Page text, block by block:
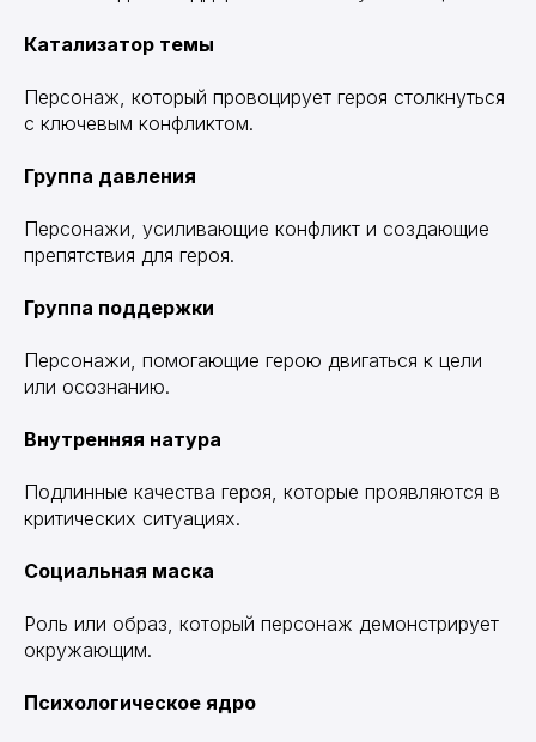
Катализатор темы
Персонаж, который провоцирует героя столкнуться
с ключевым конфликтом.
Группа давления
Персонажи, усиливающие конфликт и создающие
препятствия для героя.
Группа поддержки
Персонажи, помогающие герою двигаться к цели
или осознанию.
Внутренняя натура
Подлинные качества героя, которые проявляются в
критических ситуациях.
Социальная маска
Роль или образ, который персонаж демонстрирует
окружающим.
Психологическое ядро